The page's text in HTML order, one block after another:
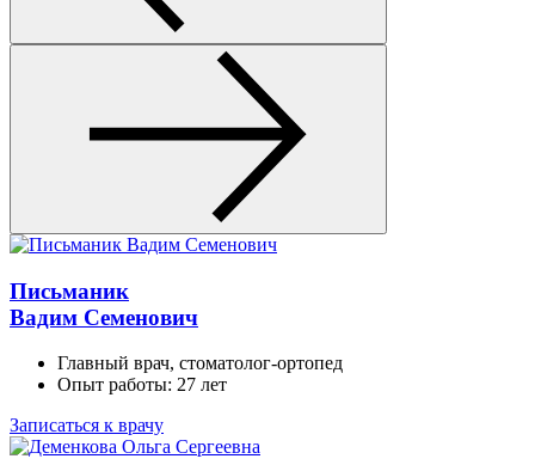
Письманик
Вадим Семенович
Главный врач, стоматолог-ортопед
Опыт работы: 27 лет
Записаться к врачу